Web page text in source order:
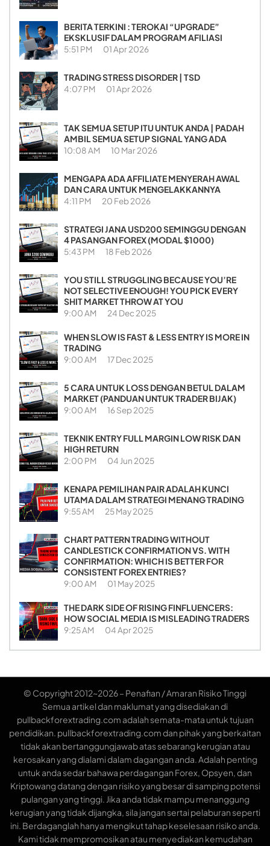
BERITA TERKINI : TEROKAI “UPGRADE”
EKSKLUSIF DALAM PROGRAM AFILIASI
5:51 PM 01 Apr 2026
TRADING STRESS DISORDER | TSD
4:07 PM 01 Apr 2026
TAK SEMUA SETUP ITU UNTUK ANDA | PADAH
AMBIL SEMUA SETUP SIGNAL YANG ADA
10:08 AM 10 Mar 2026
MENGAPA ADA AFFILIATE MENYERAH AWAL
DAN CARA UNTUK MENGELAKKANNYA
4:11 PM 20 Feb 2026
STRATEGI JANA USD200 SEMINGGU DENGAN
4 PASANGAN FOREX (MODAL $1000)
5:43 PM 18 Feb 2026
YOU STILL STRUGGLING BECAUSE YOU’RE
NOT SELECTIVE ENOUGH! YOU PICK EVERY
SHIT MARKET THROW AT YOU
9:00 AM 24 Dec 2025
WHEN SLOW IS FAST & LESS ENTRY IS MORE IN
TRADING
9:00 AM 17 Dec 2025
5 CARA UNTUK LOSS DENGAN BETUL DALAM
MARKET (PANDUAN UNTUK TRADER BIJAK)
9:00 AM 16 Sep 2025
TEKNIK ENTRY FULL MARGIN LOW RISK DAN
HIGH RETURN
2:00 PM 04 Jun 2025
KENAPA PEMILIHAN PAIR ADALAH KUNCI
UTAMA DALAM STRATEGI MENANG TRADING
9:55 AM 25 May 2025
CHART PATTERN TRADING WITHOUT
CANDLESTICK CONFIRMATION VS. WITH
CONFIRMATION: WHICH IS BETTER FOR
CONSISTENT FOREX ENTRIES?
9:00 AM 01 May 2025
THE DARK SIDE OF RISING FINFLUENCERS:
HOW SOCIAL MEDIA IS MISLEADING TRADERS
9:25 AM 04 Apr 2025
© Copyright 2012~2026 – Penafian / Amaran Risiko Tinggi
Semua artikel dan maklumat yang disediakan di
pullbackforextrading.com adalah semata-mata untuk tujuan
pendidikan. pullbackforextrading.com dan pihak yang berkaitan
tidak akan bertanggungjawab atas sebarang kerugian atau
kerosakan yang dialami dalam dagangan anda. Adalah penting
untuk anda sedar bahawa perdagangan Forex, Opsyen, dan
Kriptowang datang dengan risiko yang besar di samping potensi
pulangan yang tinggi. Jika anda tidak mampu menanggung
kerugian yang tidak dijangka, sila jangan sertai pelaburan seperti
ini. Berdaganglah hanya mengikut tahap keselesaan risiko anda.
Kami tidak mempromosikan atau menyediakan kemudahan